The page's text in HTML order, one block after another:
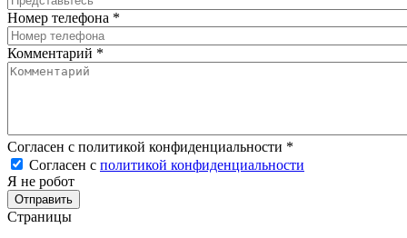
Номер телефона *
Комментарий *
Согласен с политикой конфиденциальности *
Согласен с политикой конфиденциальности
Я не робот
Страницы